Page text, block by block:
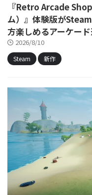
『Retro Arcade
ム）』体験版が
方楽しめるアーケー
2026/8/10
Steam 新作